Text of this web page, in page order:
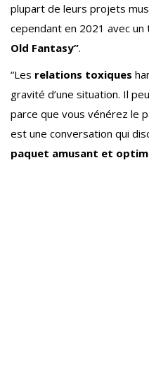
plupart de leurs projets
cependant en 2021 avec un
Old Fantasy”.
“Les relations toxiques
gravité d’une situation. Il
parce que vous vénérez le
est une conversation qui
paquet amusant et